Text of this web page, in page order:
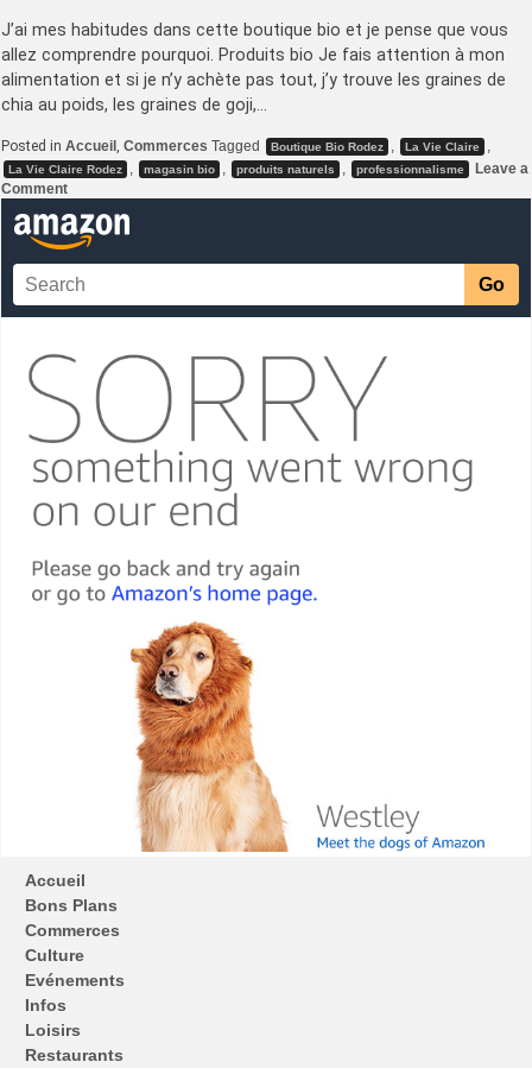
J’ai mes habitudes dans cette boutique bio et je pense que vous
allez comprendre pourquoi. Produits bio Je fais attention à mon
alimentation et si je n’y achète pas tout, j’y trouve les graines de
chia au poids, les graines de goji,…
Posted in Accueil Commerces Tagged Boutique Bio Rodez La Vie Claire
La Vie Claire Rodez magasin bio produits naturels professionnalisme
Leave a
Commenton
La
Vie
Claire
Accueil
Bons Plans
Commerces
Culture
Evénements
Infos
Loisirs
Restaurants